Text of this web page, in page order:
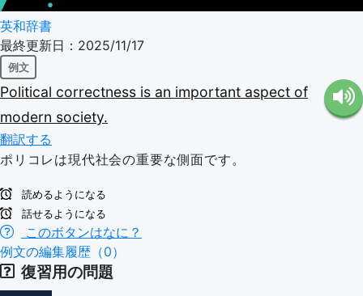
英和辞書
最終更新日：2025/11/17
例文
Political correctness is an important aspect of
modern society.
翻訳する
ポリコレは現代社会の重要な側面です。
読めるようになる
話せるようになる
このボタンはなに？
例文の編集履歴（0）
復習用の問題